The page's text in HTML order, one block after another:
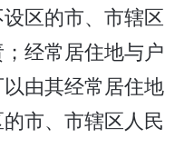
区的市、市辖区
经常居住地与户
由其经常居住地
市、市辖区人民